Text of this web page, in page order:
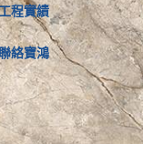
程實績
絡寶鴻